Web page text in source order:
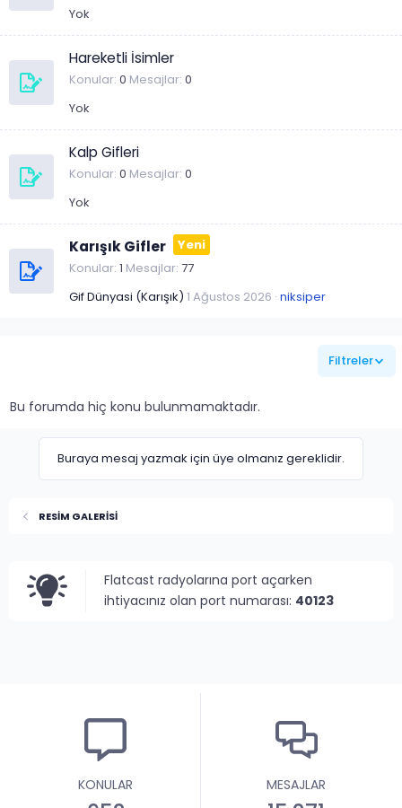
Yok
Hareketli İsimler
Konular 0 Mesajlar 0
Yok
Kalp Gifleri
Konular 0 Mesajlar 0
Yok
Karışık Gifler
Konular 1 Mesajlar 77
Gif Dünyasi (Karışık) 1 Ağustos 2026 niksiper
Filtreler
Bu forumda hiç konu bulunmamaktadır.
Buraya mesaj yazmak için üye olmanız gereklidir.
RESİM GALERİSİ
Flatcast radyolarına port açarken
ihtiyacınız olan port numarası: 40123
KONULAR MESAJLAR